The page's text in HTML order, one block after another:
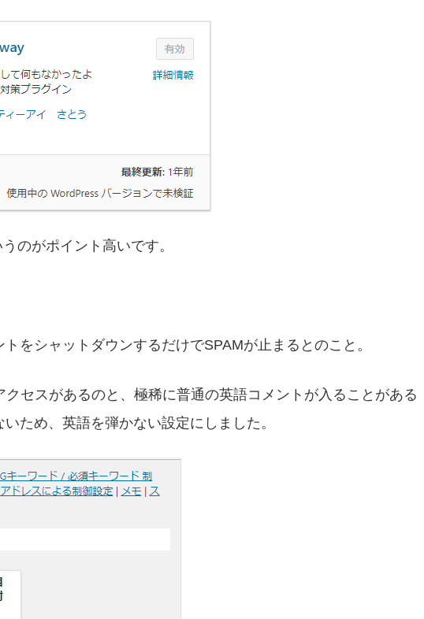
のがポイント高いです。
をシャットダウンするだけでSPAMが止まるとのこと。
セスがあるのと、極稀に普通の英語コメントが入ることがある
ため、英語を弾かない設定にしました。